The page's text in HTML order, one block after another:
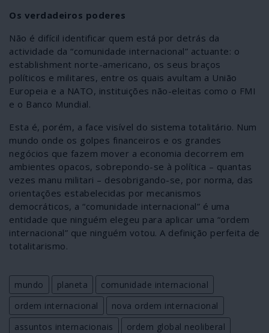
Os verdadeiros poderes
Não é difícil identificar quem está por detrás da
actividade da “comunidade internacional” actuante: o
establishment norte-americano, os seus braços
políticos e militares, entre os quais avultam a União
Europeia e a NATO, instituições não-eleitas como o FMI
e o Banco Mundial.
Esta é, porém, a face visível do sistema totalitário. Num
mundo onde os golpes financeiros e os grandes
negócios que fazem mover a economia decorrem em
ambientes opacos, sobrepondo-se à política – quantas
vezes manu militari – desobrigando-se, por norma, das
orientações estabelecidas por mecanismos
democráticos, a “comunidade internacional” é uma
entidade que ninguém elegeu para aplicar uma “ordem
internacional” que ninguém votou. A definição perfeita de
totalitarismo.
mundo planeta
comunidade internacional
ordem internacional
nova ordem internacional
assuntos internacionais
ordem global neoliberal